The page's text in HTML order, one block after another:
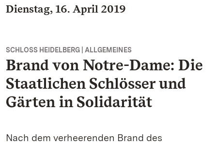
Dienstag, 16. April 2019
SCHLOSS HEIDELBERG | ALLGEMEINES
Brand von Notre-Dame: Die
Staatlichen Schlösser und
Gärten in Solidarität
Nach dem verheerenden Brand des